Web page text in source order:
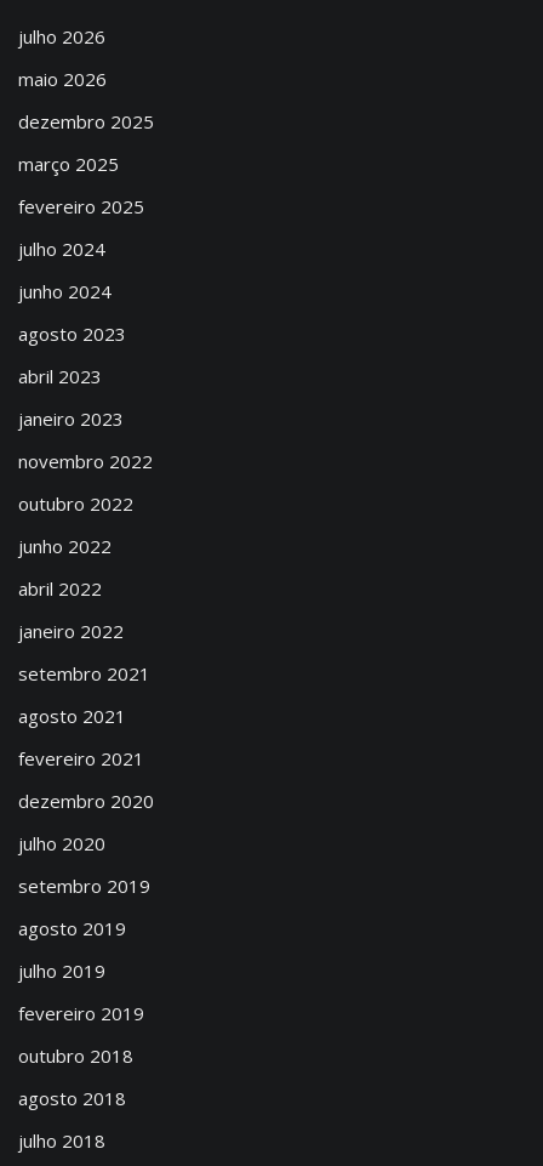
julho 2026
maio 2026
dezembro 2025
março 2025
fevereiro 2025
julho 2024
junho 2024
agosto 2023
abril 2023
janeiro 2023
novembro 2022
outubro 2022
junho 2022
abril 2022
janeiro 2022
setembro 2021
agosto 2021
fevereiro 2021
dezembro 2020
julho 2020
setembro 2019
agosto 2019
julho 2019
fevereiro 2019
outubro 2018
agosto 2018
julho 2018